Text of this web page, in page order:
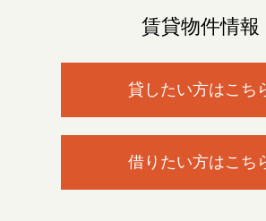
賃貸物件情報
貸したい方はこち
借りたい方はこち